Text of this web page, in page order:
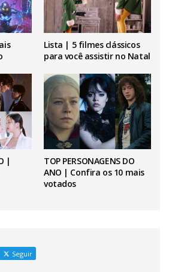
Lista | 5 filmes clássicos
para você assistir no Natal
|
TOP PERSONAGENS DO
ANO | Confira os 10 mais
votados
Seguir